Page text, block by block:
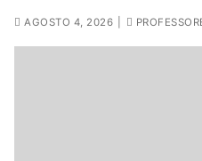
AGOSTO 4, 2026